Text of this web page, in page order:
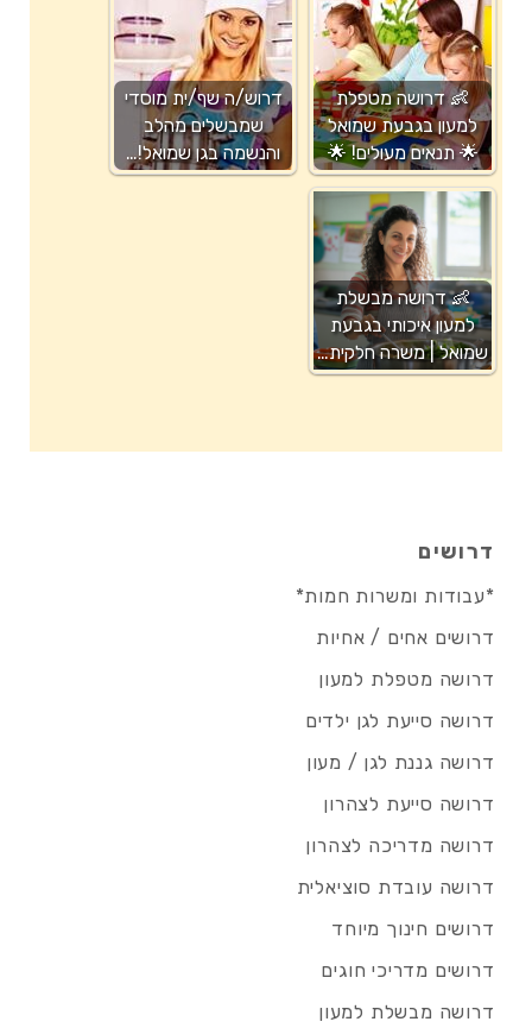
👶 דרושה מטפלת
למעון בגבעת שמואל
🌟 תנאים מעולים! 🌟
דרוש/ה שף/ית מוסדי
שמבשלים מהלב
והנשמה בגן שמואל!…
👶 דרושה מבשלת
למעון איכותי בגבעת
שמואל | משרה חלקית…
דרושים
*עבודות ומשרות חמות*
דרושים אחים / אחיות
דרושה מטפלת למעון
דרושה סייעת לגן ילדים
דרושה גננת לגן / מעון
דרושה סייעת לצהרון
דרושה מדריכה לצהרון
דרושה עובדת סוציאלית
דרושים חינוך מיוחד
דרושים מדריכי חוגים
דרושה מבשלת למעון